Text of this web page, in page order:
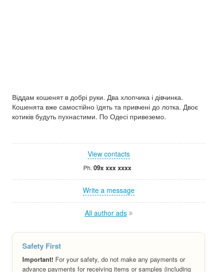
Віддам кошенят в добрі руки. Два хлопчика і дівчинка.
Кошенята вже самостійно їдять та привчені до лотка. Двоє
котиків будуть пухнастими. По Одесі привеземо.
View contacts
Ph. 09x xxx xxxx
Write a message
All author ads
Safety First
Important! For your safety, do not make any payments or
advance payments for receiving items or samples (including